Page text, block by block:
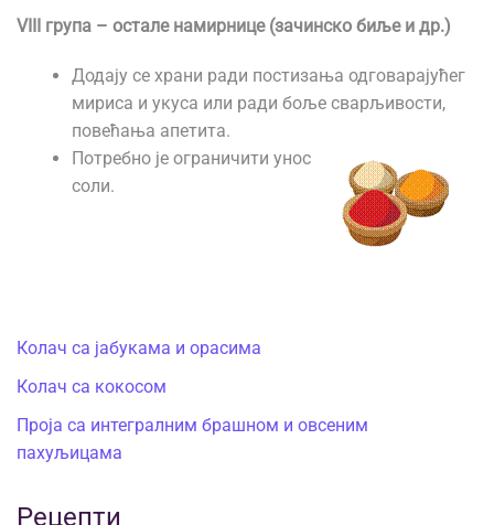
VIII група – остале намирнице (зачинско биље и др.)
Додају се храни ради постизања одговарајућег
мириса и укуса или ради боље сварљивости,
повећања апетита.
Потребно је ограничити унос
соли.
Колач са јабукама и орасима
Колач са кокосом
Проја са интегралним брашном и овсеним
пахуљицама
Рецепти